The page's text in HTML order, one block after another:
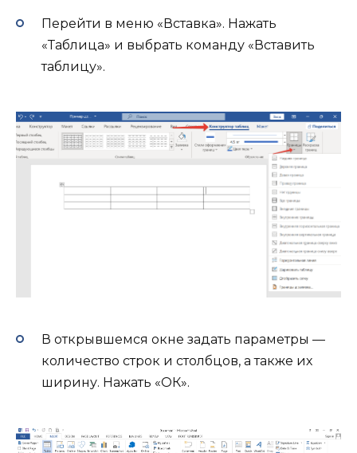
Перейти в меню «Вставка». Нажать
«Таблица» и выбрать команду «Вставить
таблицу».
В открывшемся окне задать параметры —
количество строк и столбцов, а также их
ширину. Нажать «ОК».